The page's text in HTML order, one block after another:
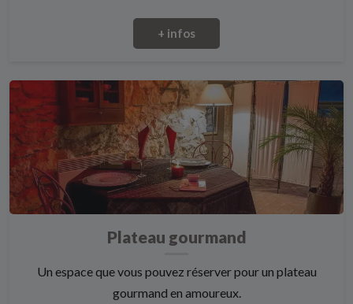
+ infos
Plateau gourmand
Un espace que vous pouvez réserver pour un plateau
gourmand en amoureux.